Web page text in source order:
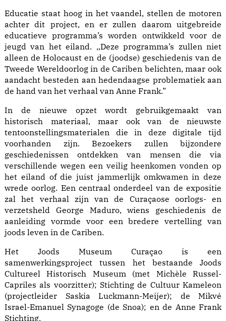
Educatie staat hoog in het vaandel, stellen de motoren
achter dit project, en er zullen daarom uitgebreide
educatieve programma’s worden ontwikkeld voor de
jeugd van het eiland. ,,Deze programma’s zullen niet
alleen de Holocaust en de (joodse) geschiedenis van de
Tweede Wereldoorlog in de Cariben belichten, maar ook
aandacht besteden aan hedendaagse problematiek aan
de hand van het verhaal van Anne Frank.”
In de nieuwe opzet wordt gebruikgemaakt van
historisch materiaal, maar ook van de nieuwste
tentoonstellingsmaterialen die in deze digitale tijd
voorhanden zijn. Bezoekers zullen bijzondere
geschiedenissen ontdekken van mensen die via
verschillende wegen een veilig heenkomen vonden op
het eiland of die juist jammerlijk omkwamen in deze
wrede oorlog. Een centraal onderdeel van de expositie
zal het verhaal zijn van de Curaçaose oorlogs- en
verzetsheld George Maduro, wiens geschiedenis de
aanleiding vormde voor een bredere vertelling van
joods leven in de Cariben.
Het Joods Museum Curaçao is een
samenwerkingsproject tussen het bestaande Joods
Cultureel Historisch Museum (met Michèle Russel-
Capriles als voorzitter); Stichting de Cultuur Kameleon
(projectleider Saskia Luckmann-Meijer); de Mikvé
Israel-Emanuel Synagoge (de Snoa); en de Anne Frank
Stichting.